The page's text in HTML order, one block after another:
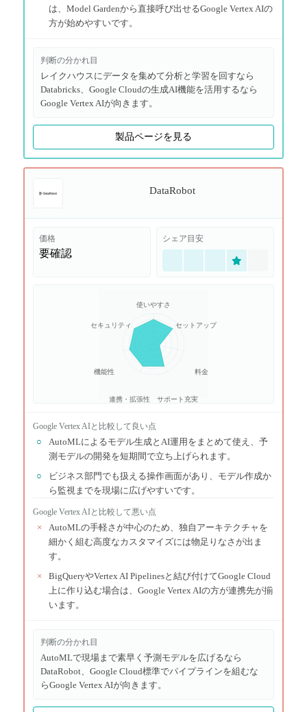
は、Model Gardenから直接呼び出せるGoogle Vertex AIの
方が始めやすいです。
判断の分かれ目
レイクハウスにデータを集めて分析と学習を回すなら
Databricks、Google Cloudの生成AI機能を活用するなら
Google Vertex AIが向きます。
製品ページを見る
DataRobot
価格
要確認
シェア目安
使いやすさ
セットアップ
料金
サポート充実
連携・拡張性
機能性
セキュリティ
Google Vertex AIと比較して良い点
○
AutoMLによるモデル生成とAI運用をまとめて使え、予
測モデルの開発を短期間で立ち上げられます。
○
ビジネス部門でも扱える操作画面があり、モデル作成か
ら監視までを現場に広げやすいです。
Google Vertex AIと比較して悪い点
×
AutoMLの手軽さが中心のため、独自アーキテクチャを
細かく組む高度なカスタマイズには物足りなさが出ま
す。
×
BigQueryやVertex AI Pipelinesと結び付けてGoogle Cloud
上に作り込む場合は、Google Vertex AIの方が連携先が揃
います。
判断の分かれ目
AutoMLで現場まで素早く予測モデルを広げるなら
DataRobot、Google Cloud標準でパイプラインを組むな
らGoogle Vertex AIが向きます。